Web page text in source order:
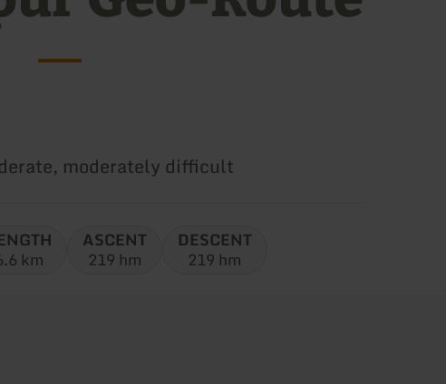
moderately difficult
km
ASCENT
219 hm
DESCENT
219 hm